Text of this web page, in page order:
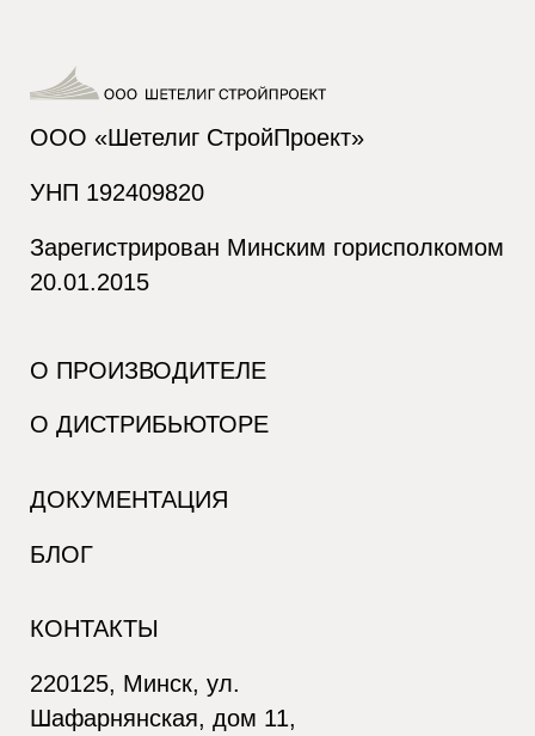
ООО «Шетелиг СтройПроект»
УНП 192409820
Зарегистрирован Минским горисполкомом
20.01.2015
О ПРОИЗВОДИТЕЛЕ
О ДИСТРИБЬЮТОРЕ
ДОКУМЕНТАЦИЯ
БЛОГ
КОНТАКТЫ
220125, Минск, ул.
Шафарнянская, дом 11,